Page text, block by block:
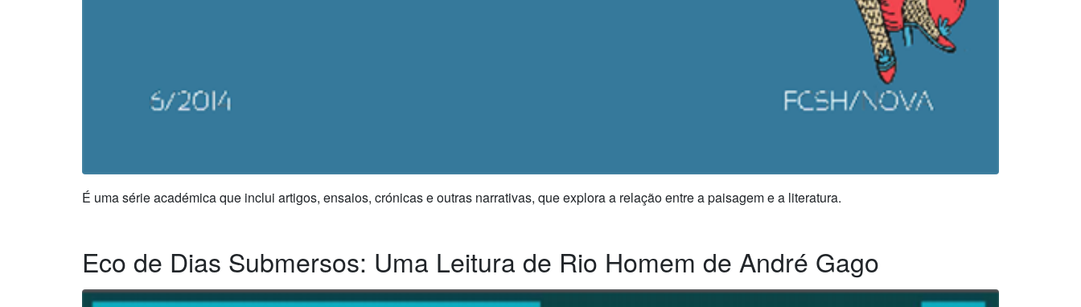
É uma série académica que inclui artigos, ensaios, crónicas e outras narrativas, que explora a relação entre a paisagem e a literatura.
Eco de Dias Submersos: Uma Leitura de Rio Homem de André Gago